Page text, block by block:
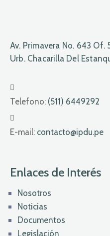
Av. Primavera No. 643 Of.
Urb. Chacarilla Del
Telefono: (511) 6449292
E-mail: contacto@ipdu.pe
Enlaces de Interés
Nosotros
Noticias
Documentos
Legislación